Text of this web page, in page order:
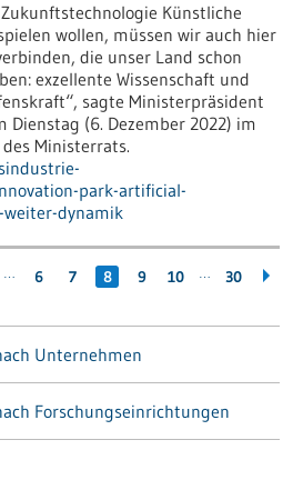
Künstliche
wollen, müssen wir auch hier
die unser Land schon
exzellente Wissenschaft und
sagte Ministerpräsident
Dienstag (6. Dezember 2022) im
Ministerrats.
park-artificial-
dynamik
… 6 7 8 9 10 … 30
Unternehmen
Forschungseinrichtungen